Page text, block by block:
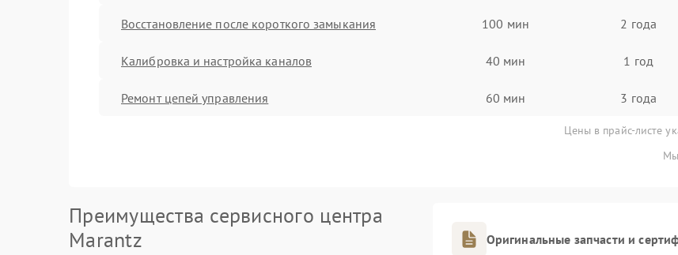
Восстановление после короткого замыкания 100 мин 2 года
Калибровка и настройка каналов 40 мин 1 год
Ремонт цепей управления 60 мин 3 года
Цены в прайс-листе
Преимущества сервисного центра
Marantz
Оригинальные запчасти и